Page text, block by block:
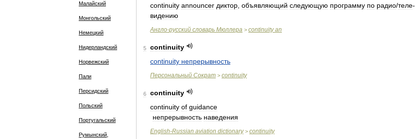
Малайский
Монгольский
Немецкий
Нидерландский
Норвежский
Пали
Персидский
Польский
Португальский
Румынский,
continuity announcer диктор объявляющий следующую программу по радио/теле-
видению
Англо-русский словарь Мюллера > continuity an
5
continuity
continuity непрерывность
Персональный Сократ > continuity
6
continuity
continuity of guidance
непрерывность наведения
English-Russian aviation dictionary> continuity